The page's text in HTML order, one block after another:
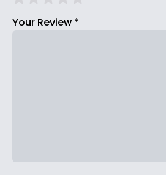
Your Review *